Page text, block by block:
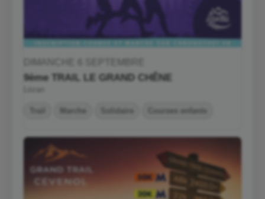
9ème TRAIL LE GRAND CHÊNE
Trail Marche Solidaire Courses enfants